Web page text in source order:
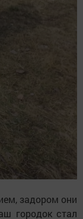
задором они
городок стал